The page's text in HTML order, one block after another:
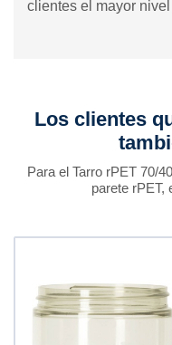
clientes el mayor nivel
Los clientes
Para el Tarro rPET 70/
parete rPET,